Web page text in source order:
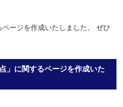
ページを作成いたしました。 ぜひ
」に関するページを作成いた